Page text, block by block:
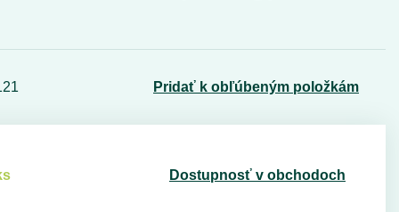
Pridať k obľúbeným položkám
Dostupnosť v obchodoch